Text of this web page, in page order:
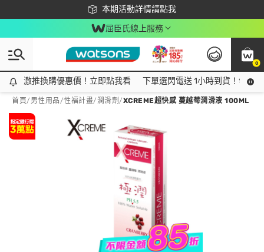
本期活動詳情請點我
下載app最高回饋$350
屈臣氏線上服務
0
激推換購優惠價！立即點我看
激推換購優惠價！立即點我看 下單選閃電送 1小時到貨！領神
首頁/ 男性用品/性福計畫/潤滑劑 /XCREME超快感 蔓越莓潤滑液 100ML